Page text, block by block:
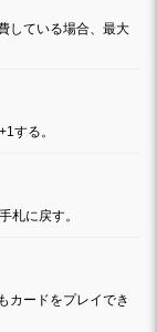
している場合、最大
する。
札に戻す。
カードをプレイでき